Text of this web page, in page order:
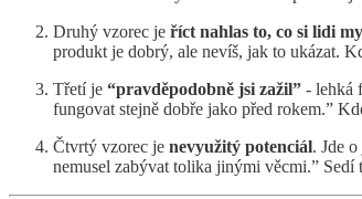
Druhý vzorec je říct nahlas to, co si lidi
produkt je dobrý, ale nevíš, jak to ukázat.
Třetí je “pravděpodobně jsi zažil” - lehká
fungovat stejně dobře jako před rokem.”
Čtvrtý vzorec je nevyužitý potenciál. Jde
nemusel zabývat tolika jinými věcmi.”